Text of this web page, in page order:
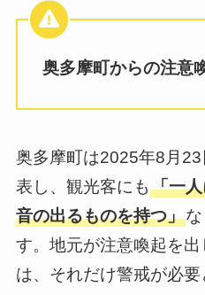
奥多摩町からの注意
奥多摩町は2025年8月
表し、観光客にも 「一
音の出るものを持つ」
す。地元が注意喚起を
は、それだけ警戒が必要